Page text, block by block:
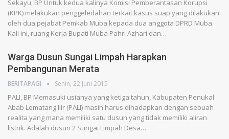
Sekayu, BP Untuk kedua kalinya Komisi Pemberantasan Korupsi
(KPK) melakukan penggeledahan terkait kasus suap yang dilakukan
oleh dua pejabat Pemkab Muba kepada dua anggota DPRD Muba.
Kali ini, ruang Kerja Bupati Muba Pahri Azhari dan…
Warga Dusun Sungai Limpah Harapkan
Pembangunan Merata
BERITAPAGI Senin, 22 Juni 2015
PALI, BP Memasuki usianya yang ketiga tahun, Kabupaten Penukal
Abab Lematang Ilir (PALI) masih harus dihadapkan dengan sebuah
realita yang mana memiliki satu dusun yang tidak memiliki aliran
listrik. Adalah dusun 2 Sungai Limpah Desa…